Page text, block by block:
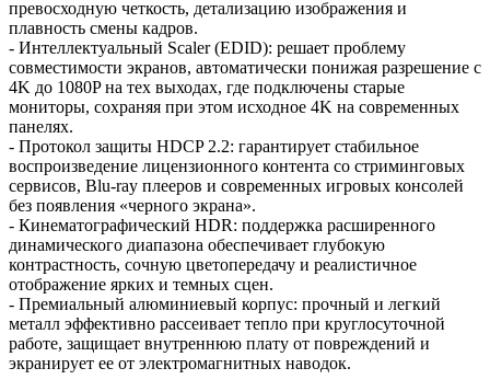
превосходную четкость, детализацию изображения и
плавность смены кадров.
- Интеллектуальный Scaler (EDID): решает проблему
совместимости экранов, автоматически понижая разрешение с
4K до 1080P на тех выходах, где подключены старые
мониторы, сохраняя при этом исходное 4K на современных
панелях.
- Протокол защиты HDCP 2.2: гарантирует стабильное
воспроизведение лицензионного контента со стриминговых
сервисов, Blu-ray плееров и современных игровых консолей
без появления «черного экрана».
- Кинематографический HDR: поддержка расширенного
динамического диапазона обеспечивает глубокую
контрастность, сочную цветопередачу и реалистичное
отображение ярких и темных сцен.
- Премиальный алюминиевый корпус: прочный и легкий
металл эффективно рассеивает тепло при круглосуточной
работе, защищает внутреннюю плату от повреждений и
экранирует ее от электромагнитных наводок.